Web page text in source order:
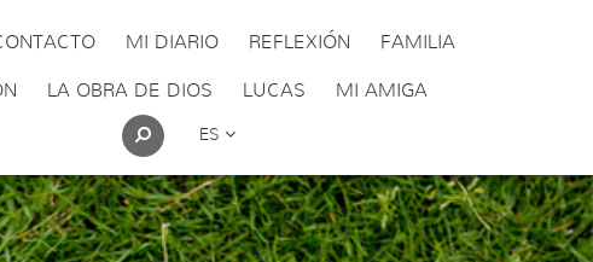
MI DIARIO REFLEXIÓN FAMILIA
LA OBRA DE DIOS LUCAS MI AMIGA
ES